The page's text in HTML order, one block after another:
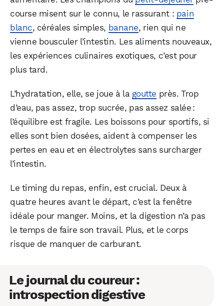
course misent sur le connu, le rassurant : pain
blanc, céréales simples, banane, rien qui ne
vienne bousculer l’intestin. Les aliments nouveaux,
les expériences culinaires exotiques, c’est pour
plus tard.
L’hydratation, elle, se joue à la goutte près. Trop
d’eau, pas assez, trop sucrée, pas assez salée :
l’équilibre est fragile. Les boissons pour sportifs, si
elles sont bien dosées, aident à compenser les
pertes en eau et en électrolytes sans surcharger
l’intestin.
Le timing du repas, enfin, est crucial. Deux à
quatre heures avant le départ, c’est la fenêtre
idéale pour manger. Moins, et la digestion n’a pas
le temps de faire son travail. Plus, et le corps
risque de manquer de carburant.
Le journal du coureur :
introspection digestive